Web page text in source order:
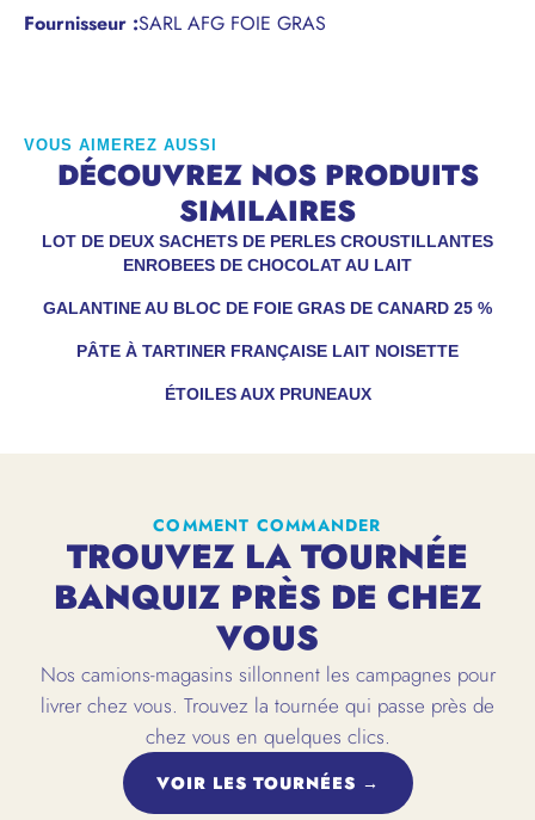
Fournisseur :SARL AFG FOIE GRAS
VOUS AIMEREZ AUSSI
DÉCOUVREZ NOS PRODUITS
SIMILAIRES
LOT DE DEUX SACHETS DE PERLES CROUSTILLANTES
ENROBEES DE CHOCOLAT AU LAIT
ÉTOILES AUX PRUNEAUX
GALANTINE AU BLOC DE FOIE GRAS DE CANARD 25 %
PÂTE À TARTINER FRANÇAISE LAIT NOISETTE
COMMENT COMMANDER
TROUVEZ LA TOURNÉE
BANQUIZ PRÈS DE CHEZ
VOUS
Nos camions-magasins sillonnent les campagnes pour
livrer chez vous. Trouvez la tournée qui passe près de
chez vous en quelques clics.
VOIR LES TOURNÉES →